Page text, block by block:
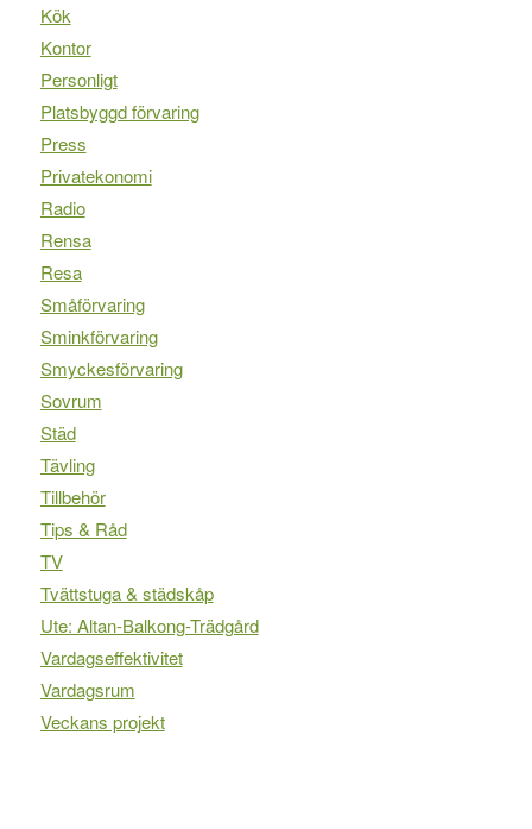
Kök
Kontor
Personligt
Platsbyggd förvaring
Press
Privatekonomi
Radio
Rensa
Resa
Småförvaring
Sminkförvaring
Smyckesförvaring
Sovrum
Städ
Tävling
Tillbehör
Tips & Råd
TV
Tvättstuga & städskåp
Ute: Altan-Balkong-Trädgård
Vardagseffektivitet
Vardagsrum
Veckans projekt